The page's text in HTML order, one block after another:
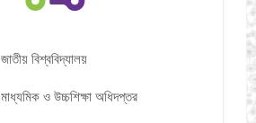
জাতীয় বিশ্ববিদ্যালয়
মাধ্যমিক ও উচ্চশিক্ষা অধিদপ্তর